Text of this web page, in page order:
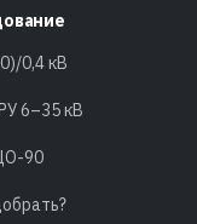
0,4 кВ
6–35 кВ
90